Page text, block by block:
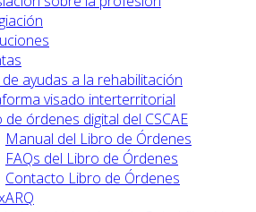
de ayudas a la rehabilitación
visado interterritorial
de órdenes digital del CSCAE
Manual del Libro de Órdenes
FAQs del Libro de Órdenes
Contacto Libro de Órdenes